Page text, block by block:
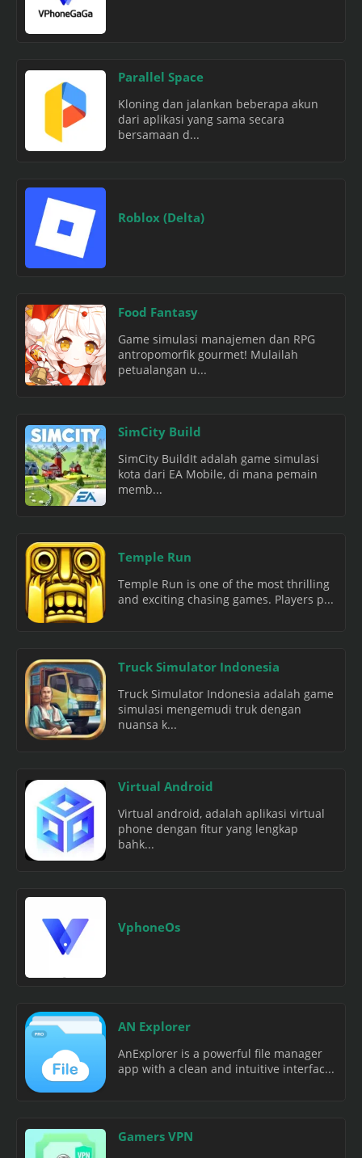
Parallel Space
Kloning dan jalankan beberapa akun
dari aplikasi yang sama secara
bersamaan d...
Roblox (Delta)
Food Fantasy
Game simulasi manajemen dan RPG
antropomorfik gourmet! Mulailah
petualangan u...
SimCity Build
SimCity BuildIt adalah game simulasi
kota dari EA Mobile, di mana pemain
memb...
Temple Run
Temple Run is one of the most thrilling
and exciting chasing games. Players p...
Truck Simulator Indonesia
Truck Simulator Indonesia adalah game
simulasi mengemudi truk dengan
nuansa k...
Virtual Android
Virtual android, adalah aplikasi virtual
phone dengan fitur yang lengkap
bahk...
VphoneOs
AN Explorer
AnExplorer is a powerful file manager
app with a clean and intuitive interfac...
Gamers VPN